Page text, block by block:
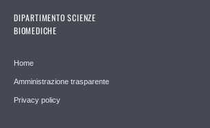
DIPARTIMENTO SCIENZE
BIOMEDICHE
Home
Amministrazione trasparente
Privacy policy